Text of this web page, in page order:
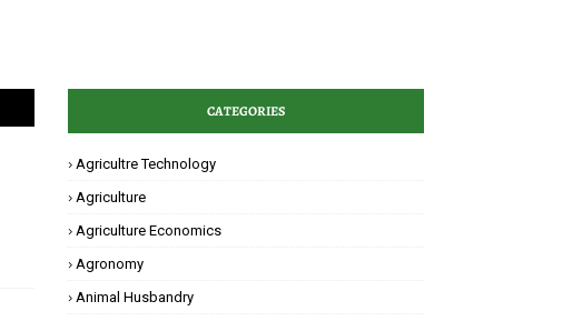
CATEGORIES
Agricultre Technology
Agriculture
Agriculture Economics
Agronomy
Animal Husbandry